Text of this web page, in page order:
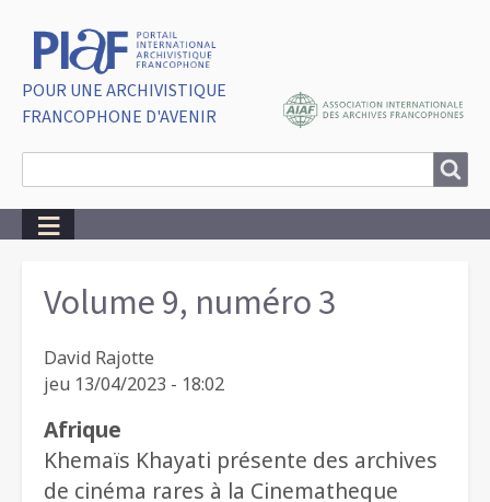
POUR UNE ARCHIVISTIQUE
FRANCOPHONE D'AVENIR
Volume 9, numéro 3
David Rajotte
jeu 13/04/2023 - 18:02
Afrique
Khemaïs Khayati présente des archives
de cinéma rares à la Cinematheque